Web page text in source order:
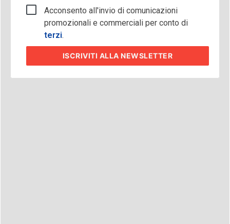
Acconsento all'invio di comunicazioni
promozionali e commerciali per conto di
terzi.
ISCRIVITI ALLA NEWSLETTER